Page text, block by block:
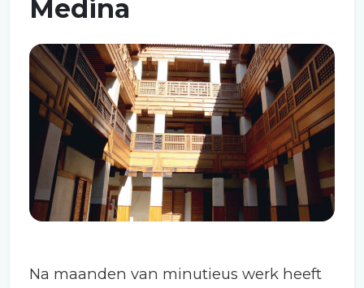
Medina
Na maanden van minutieus werk heeft